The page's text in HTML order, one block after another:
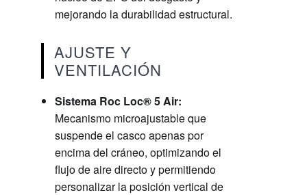
mejorando la durabilidad estructural.
AJUSTE Y
VENTILACIÓN
Sistema Roc Loc® 5 Air:
Mecanismo microajustable que
suspende el casco apenas por
encima del cráneo, optimizando el
flujo de aire directo y permitiendo
personalizar la posición vertical de